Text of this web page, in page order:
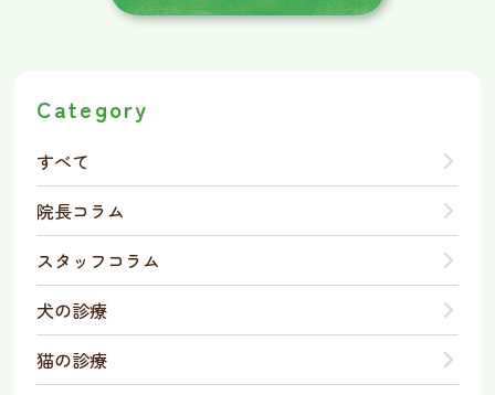
Category
すべて
院長コラム
スタッフコラム
犬の診療
猫の診療